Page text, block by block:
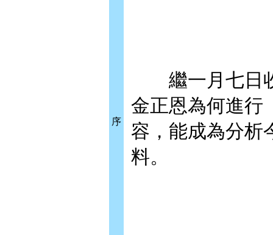
序
繼一月七日收
金正恩為何進行
容，能成為分析
料。